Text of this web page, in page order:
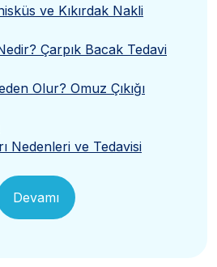
ve Kıkırdak Nakli
Çarpık Bacak Tedavi
Olur? Omuz Çıkığı
Nedenleri ve Tedavisi
Devamı